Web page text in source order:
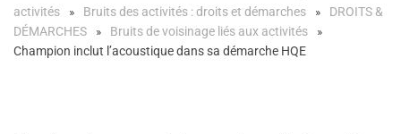
activités
Bruits des activités : droits et démarches
DROITS &
DÉMARCHES
Bruits de voisinage liés aux activités
Champion inclut l’acoustique dans sa démarche HQE